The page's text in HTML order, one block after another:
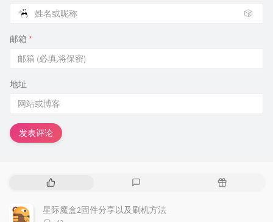
🎲
邮箱 *
地址
发表评论
热
文
章
评
论
随
星际魔盒2固件分享以及刷机方法